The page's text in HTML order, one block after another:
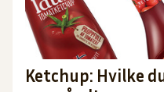
Ketchup: Hvilke